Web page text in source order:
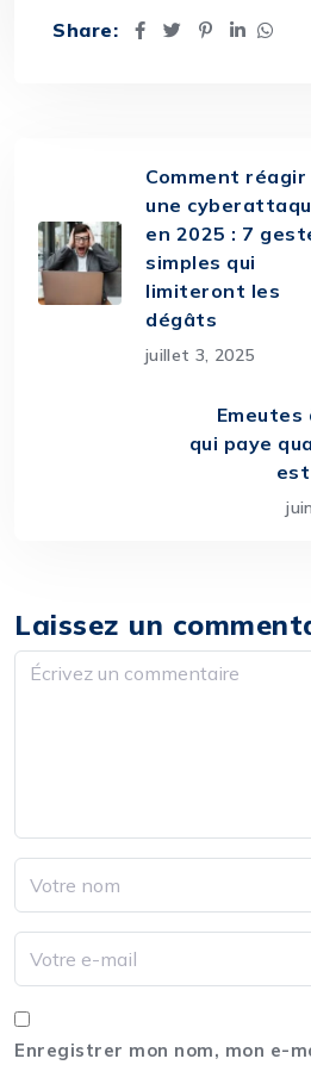
Share:
Comment réagir
une
en 2025 : 7
simples qui
limiteront les
dégâts
juillet 3, 2025
Emeutes
qui paye
est
Laissez un
Enregistrer mon nom, mon e-